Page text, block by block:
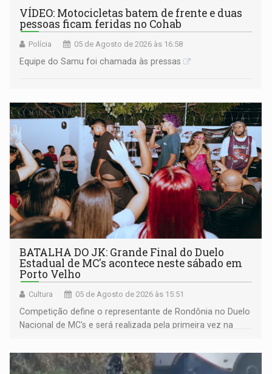
VÍDEO: Motocicletas batem de frente e duas
pessoas ficam feridas no Cohab
Polícia 05 de Agosto de 2026 às 16:58
Equipe do Samu foi chamada às pressas
BATALHA DO JK: Grande Final do Duelo
Estadual de MC's acontece neste sábado em
Porto Velho
Cultura 05 de Agosto de 2026 às 15:51
Competição define o representante de Rondônia no Duelo
Nacional de MC's e será realizada pela primeira vez na